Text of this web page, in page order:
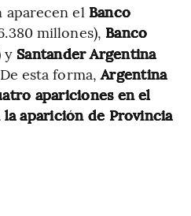
aparecen el Banco
millones), Banco
y Santander Argentina
esta forma,Argentina
apariciones en el
aparición de Provincia